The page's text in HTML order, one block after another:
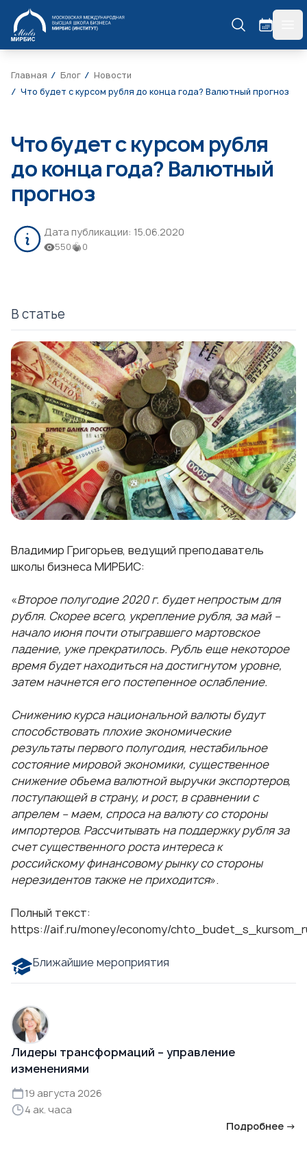
МИРБИС
Главная Блог
Новости
Что будет с курсом рубля до конца года? Валютный прогноз
Что будет с курсом рубля
до конца года? Валютный
прогноз
Дата публикации: 15.06.2020
550 0
В статье
Владимир Григорьев, ведущий преподаватель
школы бизнеса МИРБИС:
«Второе полугодие 2020 г. будет непростым для
рубля. Скорее всего, укрепление рубля, за май –
начало июня почти отыгравшего мартовское
падение, уже прекратилось. Рубль еще некоторое
время будет находиться на достигнутом уровне,
затем начнется его постепенное ослабление.
Снижению курса национальной валюты будут
способствовать плохие экономические
результаты первого полугодия, нестабильное
состояние мировой экономики, существенное
снижение объема валютной выручки экспортеров,
поступающей в страну, и рост, в сравнении с
апрелем – маем, спроса на валюту со стороны
импортеров. Рассчитывать на поддержку рубля за
счет существенного роста интереса к
российскому финансовому рынку со стороны
нерезидентов также не приходится».
Полный текст:
https://aif.ru/money/economy/
Ближайшие мероприятия
Лидеры трансформаций – управление
изменениями
19 августа 2026
4 ак. часа
Подробнее →